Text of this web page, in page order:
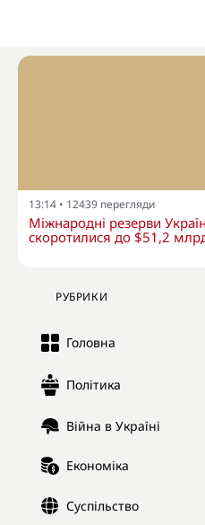
13:14 • 12439 перегляди
Міжнародні резерви
скоротилися до $51,2
РУБРИКИ
Головна
Політика
Війна в Україні
Економіка
Суспільство